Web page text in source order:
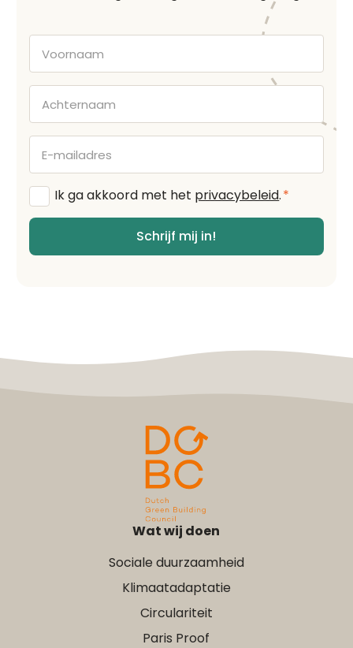
Voornaam
Achternaam
E-
mailadres
Algemene
voorwaarden
Ik ga akkoord met het privacybeleid.*
Schrijf mij in!
Wat wij doen
Sociale duurzaamheid
Klimaatadaptatie
Circulariteit
Paris Proof